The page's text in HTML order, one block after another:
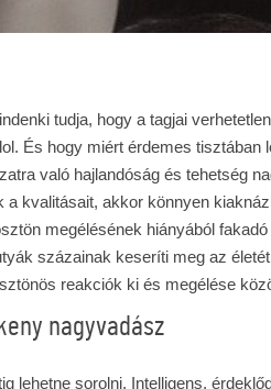
tudja, hogy a tagjai
És hogy miért érdemes tisztában
való hajlandóság és tehetség
kvalitásait, akkor könnyen
megélésének hiányából
százainak keseríti meg az
reakciók ki és megélése
nagyvadász
lehetne sorolni. Intelligens,